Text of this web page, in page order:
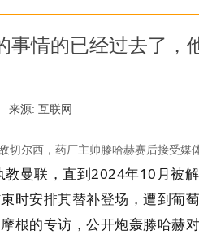
事情的已经过去了，
来源: 互联网
切尔西，药厂主帅滕哈赫赛后接受媒
曼联，直到2024年10月被
时安排其替补登场，遭到葡
根的专访，公开炮轰滕哈赫